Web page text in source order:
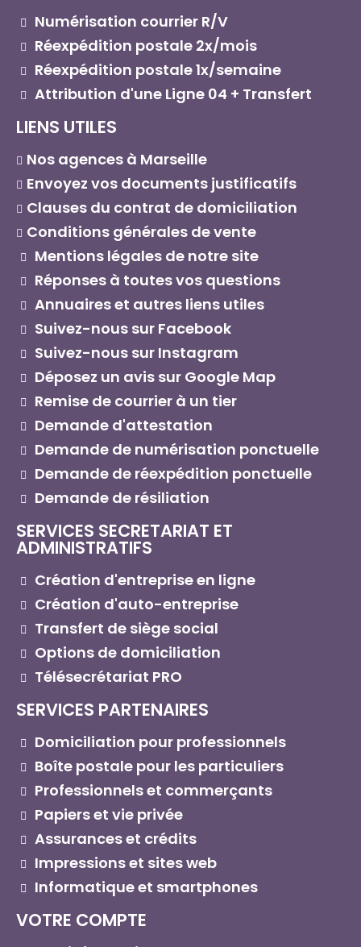
Numérisation courrier R/V
Réexpédition postale 2x/mois
Réexpédition postale 1x/semaine
Attribution d'une Ligne 04 + Transfert
LIENS UTILES
Nos agences à Marseille
Envoyez vos documents justificatifs
Clauses du contrat de domiciliation
Conditions générales de vente
Mentions légales de notre site
Réponses à toutes vos questions
Annuaires et autres liens utiles
Suivez-nous sur Facebook
Suivez-nous sur Instagram
Déposez un avis sur Google Map
Remise de courrier à un tier
Demande d'attestation
Demande de numérisation ponctuelle
Demande de réexpédition ponctuelle
Demande de résiliation
SERVICES SECRETARIAT ET
ADMINISTRATIFS
Création d'entreprise en ligne
Création d'auto-entreprise
Transfert de siège social
Options de domiciliation
Télésecrétariat PRO
SERVICES PARTENAIRES
Domiciliation pour professionnels
Boîte postale pour les particuliers
Professionnels et commerçants
Papiers et vie privée
Assurances et crédits
Impressions et sites web
Informatique et smartphones
VOTRE COMPTE